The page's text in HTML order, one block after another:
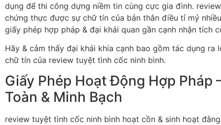
dụng để thi công dựng niềm tin cùng cực gia đình.
chứng thực được sự chữ tín của bản thân điều tỉ mỷ
giấy phép hợp pháp & đại khái quan gần cạnh nhận tích
Hãy & cảm thấy đại khái khía cạnh bao gồm tác dụng ra
chữ tín của review tuyệt tình cốc ninh bình.
Giấy Phép Hoạt Động Hợp Pháp
Toàn & Minh Bạch
review tuyệt tình cốc ninh bình hoạt cồn & sinh hoạt